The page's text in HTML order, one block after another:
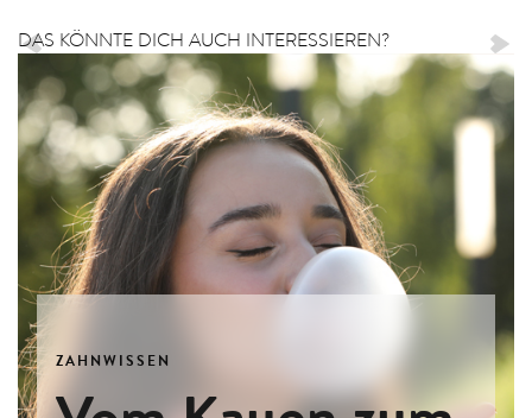
DAS KÖNNTE DICH AUCH INTERESSIEREN?
ZAHNWISSEN